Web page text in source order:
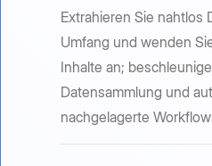
Extrahieren Sie nahtlos
Umfang und wenden
Inhalte an;
Datensammlung und
nachgelagerte